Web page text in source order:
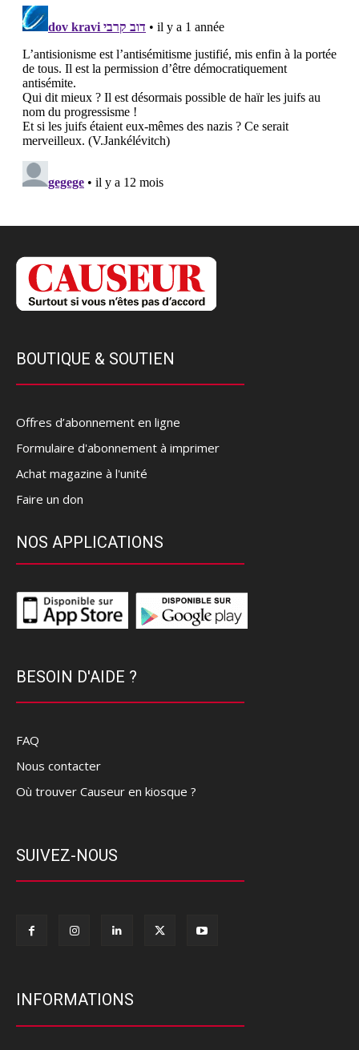
BOUTIQUE & SOUTIEN
Offres d’abonnement en ligne
Formulaire d'abonnement à imprimer
Achat magazine à l'unité
Faire un don
NOS APPLICATIONS
BESOIN D'AIDE ?
FAQ
Nous contacter
Où trouver Causeur en kiosque ?
SUIVEZ-NOUS
INFORMATIONS